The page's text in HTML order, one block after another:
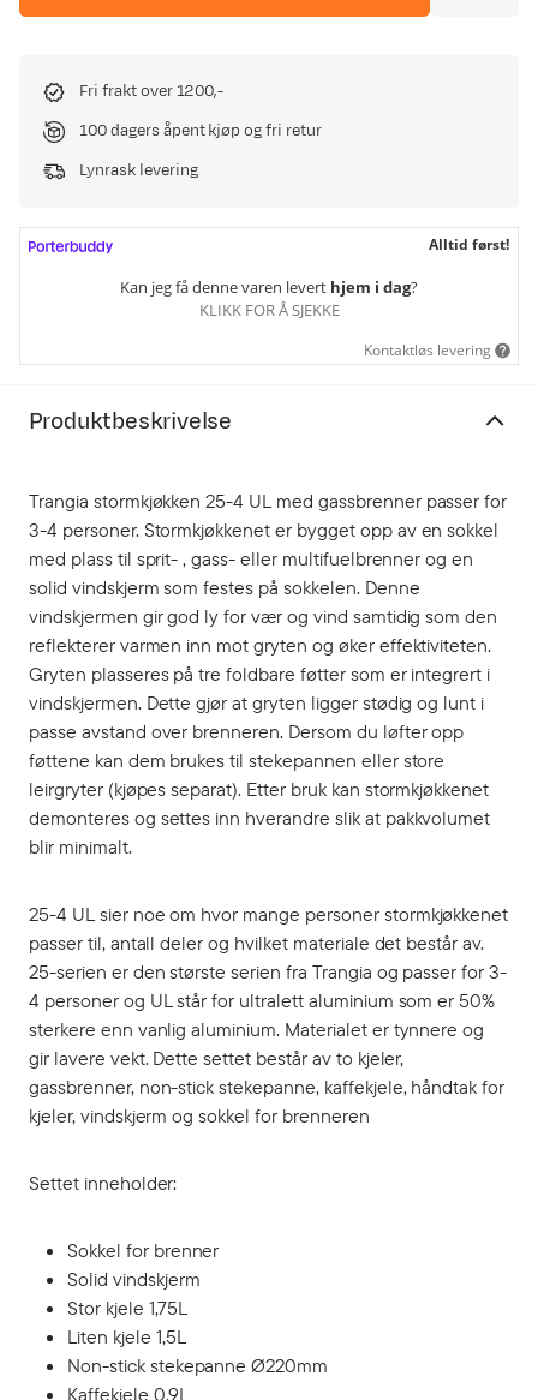
Fri frakt over 1200,-
100 dagers åpent kjøp og fri retur
Lynrask levering
Alltid først!
Kan jeg få denne varen levert hjem i dag?
KLIKK FOR Å SJEKKE
Kontaktløs levering
Produktbeskrivelse
Trangia stormkjøkken 25-4 UL med gassbrenner passer for
3-4 personer. Stormkjøkkenet er bygget opp av en sokkel
med plass til sprit- , gass- eller multifuelbrenner og en
solid vindskjerm som festes på sokkelen. Denne
vindskjermen gir god ly for vær og vind samtidig som den
reflekterer varmen inn mot gryten og øker effektiviteten.
Gryten plasseres på tre foldbare føtter som er integrert i
vindskjermen. Dette gjør at gryten ligger stødig og lunt i
passe avstand over brenneren. Dersom du løfter opp
føttene kan dem brukes til stekepannen eller store
leirgryter (kjøpes separat). Etter bruk kan stormkjøkkenet
demonteres og settes inn hverandre slik at pakkvolumet
blir minimalt.
25-4 UL sier noe om hvor mange personer stormkjøkkenet
passer til, antall deler og hvilket materiale det består av.
25-serien er den største serien fra Trangia og passer for 3-
4 personer og UL står for ultralett aluminium som er 50%
sterkere enn vanlig aluminium. Materialet er tynnere og
gir lavere vekt. Dette settet består av to kjeler,
gassbrenner, non-stick stekepanne, kaffekjele, håndtak for
kjeler, vindskjerm og sokkel for brenneren
Settet inneholder:
Sokkel for brenner
Solid vindskjerm
Stor kjele 1,75L
Liten kjele 1,5L
Non-stick stekepanne Ø220mm
Kaffekjele 0,9L